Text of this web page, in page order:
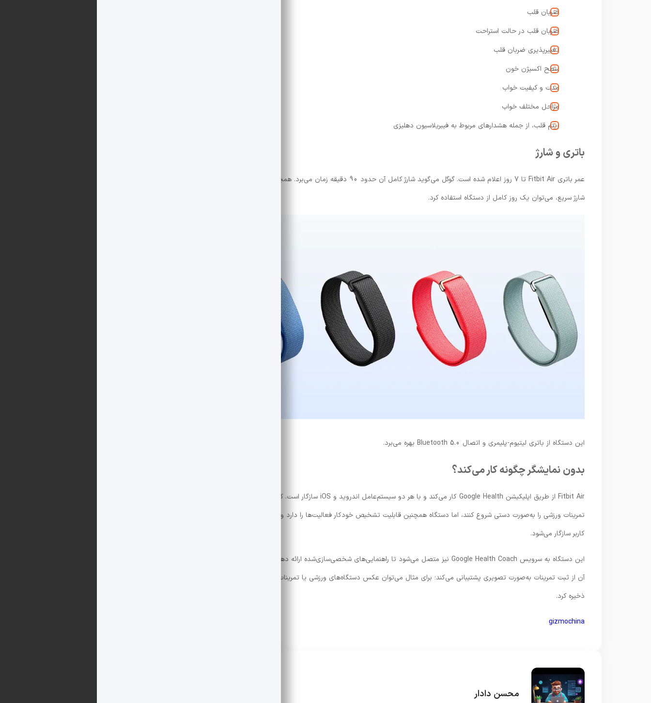
ضربان قلب
ضربان قلب در حالت استراحت
تغییرپذیری ضربان قلب
سطح اکسیژن خون
مدت و کیفیت خواب
مراحل مختلف خواب
ریتم قلب، از جمله هشدارهای مربوط به فیبریلاسیون دهلیزی
باتری و شارژ
شارژ سریع، می‌توان یک روز کامل از دستگاه استفاده کرد.
این دستگاه از باتری لیتیوم-پلیمری و اتصال Bluetooth 5.0 بهره می‌برد.
بدون نمایشگر چگونه کار می‌کند؟
Fitbit Air از طریق اپلیکیشن Google Health کار می‌کند و با هر دو سیستم‌عامل اندروید و iOS سازگار است. کاربران می‌توانند
تمرینات ورزشی را به‌صورت دستی شروع کنند، اما دستگاه همچنین قابلیت تشخیص خودکار فعالیت‌ها را دارد و به مرور زمان با رفتار
کاربر سازگار می‌شود.
این دستگاه به سرویس Google Health Coach نیز متصل می‌شود تا راهنمایی‌های شخصی‌سازی‌شده ارائه دهد. همچنین اپلیکیشن
آن از ثبت تمرینات به‌صورت تصویری پشتیبانی می‌کند؛ برای مثال می‌توان عکس دستگاه‌های ورزشی یا تمرینات روی تخته سفید را
ذخیره کرد.
gizmochina
محسن دادار